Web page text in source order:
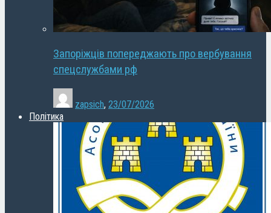
Запоріжців попереджають про вербування
спецслужбами рф
zapsich, 23/07/2026
Політика